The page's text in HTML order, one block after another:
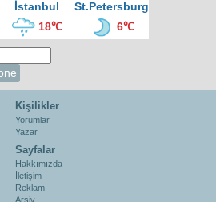
İstanbul
St.Petersburg
18℃ 6℃
Kişilikler
Yorumlar
Yazar
Sayfalar
Hakkımızda
İletişim
Reklam
Arşiv